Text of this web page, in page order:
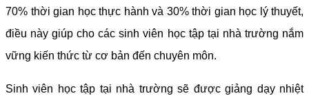
70% thời gian học thực hành và 30% thời gian học lý thuyết,
điều này giúp cho các sinh viên học tập tại nhà trường nắm
vững kiến thức từ cơ bản đến chuyên môn.
Sinh viên học tập tại nhà trường sẽ được giảng dạy nhiệt